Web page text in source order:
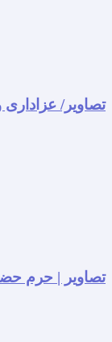
تصاویر/
تصاویر | حرم